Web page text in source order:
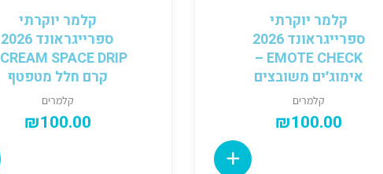
קלמר יוקרתי
ספרייגראונד 2026
EMOTE CHECK –
אימוג׳ים משובצים
קלמרים
₪100.00
קלמר יוקרתי
ספרייגראונד 2026
קרם חלל מטפטף
קלמרים
₪100.00